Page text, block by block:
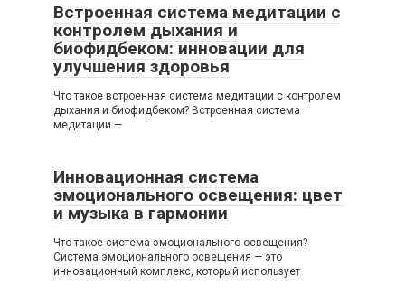
Встроенная система медитации с
контролем дыхания и
биофидбеком: инновации для
улучшения здоровья
Что такое встроенная система медитации с контролем
дыхания и биофидбеком? Встроенная система
медитации —
Инновационная система
эмоционального освещения: цвет
и музыка в гармонии
Что такое система эмоционального освещения?
Система эмоционального освещения — это
инновационный комплекс, который использует